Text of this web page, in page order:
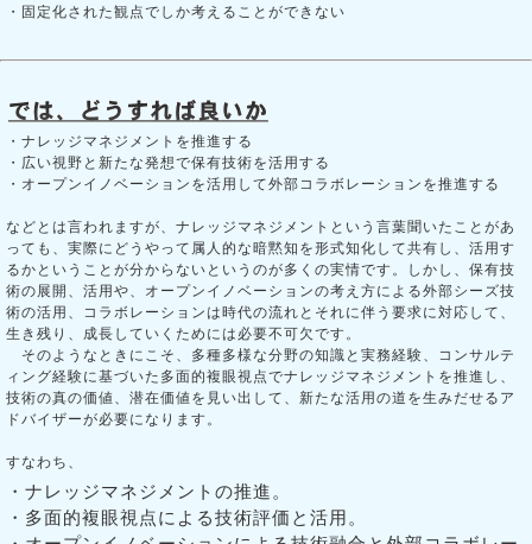
・固定化された観点でしか考えることができない
・ナレッジマネジメントを推進する
・広い視野と新たな発想で保有技術を活用する
・オープンイノベーションを活用して外部コラボレーションを推進する
などとは言われますが、ナレッジマネジメントという言葉聞いたことがあ
っても、実際にどうやって属人的な暗黙知を形式知化して共有し、活用す
るかということが分からないというのが多くの実情です。しかし、保有技
術の展開、活用や、オープンイノベーションの考え方による外部シーズ技
術の活用、コラボレーションは時代の流れとそれに伴う要求に対応して、
生き残り、成長していくためには必要不可欠です。
そのようなときにこそ、多種多様な分野の知識と実務経験、コンサルテ
ィング経験に基づいた多面的複眼視点でナレッジマネジメントを推進し、
技術の真の価値、潜在価値を見い出して、新たな活用の道を生みだせるア
ドバイザーが必要になります。
すなわち、
・ナレッジマネジメントの推進。
・多面的複眼視点による技術評価と活用。